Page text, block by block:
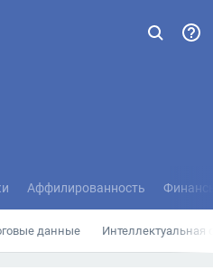
Аффилированность
данные Интеллектуальная